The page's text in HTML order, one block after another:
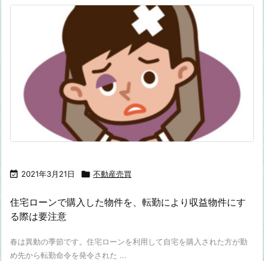
 2021年3月21日  不動産売買
住宅ローンで購入した物件を、転勤により収益物件にす
る際は要注意
春は異動の季節です。住宅ローンを利用して自宅を購入された方が勤
め先から転勤命令を発令された ...